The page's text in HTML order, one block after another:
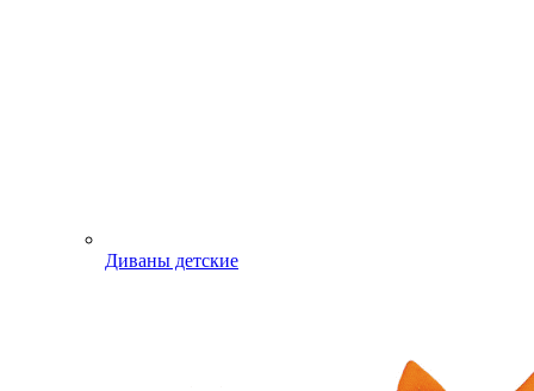
Диваны детские